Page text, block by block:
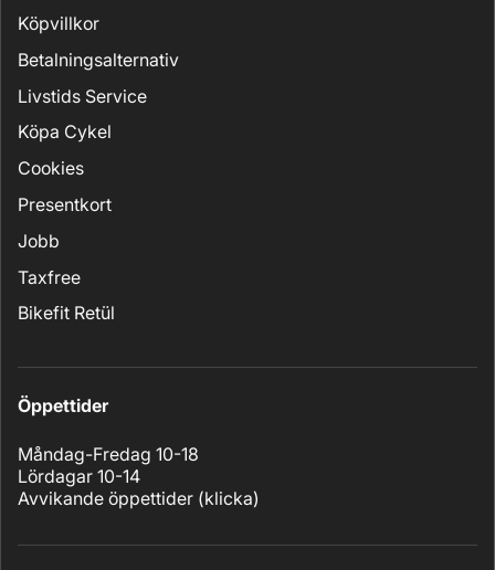
Köpvillkor
Betalningsalternativ
Livstids Service
Köpa Cykel
Cookies
Presentkort
Jobb
Taxfree
Bikefit Retül
Öppettider
Måndag-Fredag 10-18
Lördagar 10-14
Avvikande öppettider (klicka)